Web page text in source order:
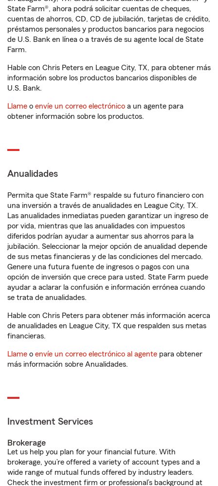
State Farm®, ahora podrá solicitar cuentas de cheques,
cuentas de ahorros, CD, CD de jubilación, tarjetas de crédito,
préstamos personales y productos bancarios para negocios
de U.S. Bank en línea o a través de su agente local de State
Farm.
Hable con Chris Peters en League City, TX, para obtener más
información sobre los productos bancarios disponibles de
U.S. Bank.
Llame o envíe un correo electrónico a un agente para
obtener información sobre los productos.
Anualidades
Permita que State Farm® respalde su futuro financiero con
una inversión a través de anualidades en League City, TX.
Las anualidades inmediatas pueden garantizar un ingreso de
por vida, mientras que las anualidades con impuestos
diferidos podrían ayudar a aumentar sus ahorros para la
jubilación. Seleccionar la mejor opción de anualidad depende
de sus metas financieras y de las condiciones del mercado.
Genere una futura fuente de ingresos o pagos con una
opción de inversión que crece para usted. State Farm puede
ayudar a aclarar la confusión e información errónea cuando
se trata de anualidades.
Hable con Chris Peters para obtener más información acerca
de anualidades en League City, TX que respalden sus metas
financieras.
Llame o envíe un correo electrónico al agente para obtener
más información sobre Anualidades.
Investment Services
Brokerage
Let us help you plan for your financial future. With
brokerage, you’re offered a variety of account types and a
wide range of mutual funds offered by industry leaders.
Check the investment firm or professional’s background at